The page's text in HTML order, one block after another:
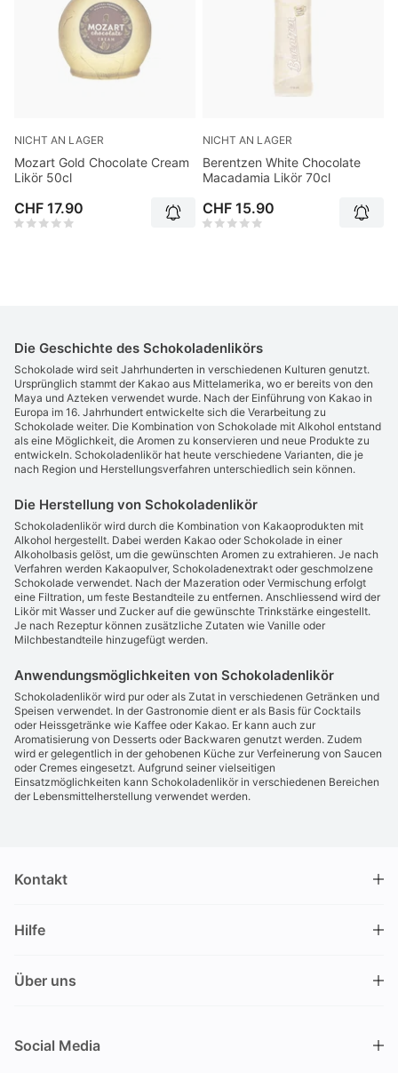
NICHT AN LAGER
Mozart Gold Chocolate Cream
Likör 50cl
CHF 17.90
NICHT AN LAGER
Berentzen White Chocolate
Macadamia Likör 70cl
CHF 15.90
Die Geschichte des Schokoladenlikörs
Schokolade wird seit Jahrhunderten in verschiedenen Kulturen genutzt.
Ursprünglich stammt der Kakao aus Mittelamerika, wo er bereits von den
Maya und Azteken verwendet wurde. Nach der Einführung von Kakao in
Europa im 16. Jahrhundert entwickelte sich die Verarbeitung zu
Schokolade weiter. Die Kombination von Schokolade mit Alkohol entstand
als eine Möglichkeit, die Aromen zu konservieren und neue Produkte zu
entwickeln. Schokoladenlikör hat heute verschiedene Varianten, die je
nach Region und Herstellungsverfahren unterschiedlich sein können.
Die Herstellung von Schokoladenlikör
Schokoladenlikör wird durch die Kombination von Kakaoprodukten mit
Alkohol hergestellt. Dabei werden Kakao oder Schokolade in einer
Alkoholbasis gelöst, um die gewünschten Aromen zu extrahieren. Je nach
Verfahren werden Kakaopulver, Schokoladenextrakt oder geschmolzene
Schokolade verwendet. Nach der Mazeration oder Vermischung erfolgt
eine Filtration, um feste Bestandteile zu entfernen. Anschliessend wird der
Likör mit Wasser und Zucker auf die gewünschte Trinkstärke eingestellt.
Je nach Rezeptur können zusätzliche Zutaten wie Vanille oder
Milchbestandteile hinzugefügt werden.
Anwendungsmöglichkeiten von Schokoladenlikör
Schokoladenlikör wird pur oder als Zutat in verschiedenen Getränken und
Speisen verwendet. In der Gastronomie dient er als Basis für Cocktails
oder Heissgetränke wie Kaffee oder Kakao. Er kann auch zur
Aromatisierung von Desserts oder Backwaren genutzt werden. Zudem
wird er gelegentlich in der gehobenen Küche zur Verfeinerung von Saucen
oder Cremes eingesetzt. Aufgrund seiner vielseitigen
Einsatzmöglichkeiten kann Schokoladenlikör in verschiedenen Bereichen
der Lebensmittelherstellung verwendet werden.
Kontakt
Nüschelerstrasse 35
Schweiz
info@drinks.ch
Hilfe
Lieferung & Abholung
Über uns
Über uns
Social Media